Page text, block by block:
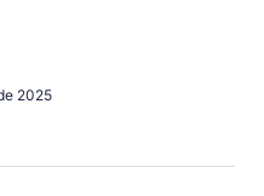
2025